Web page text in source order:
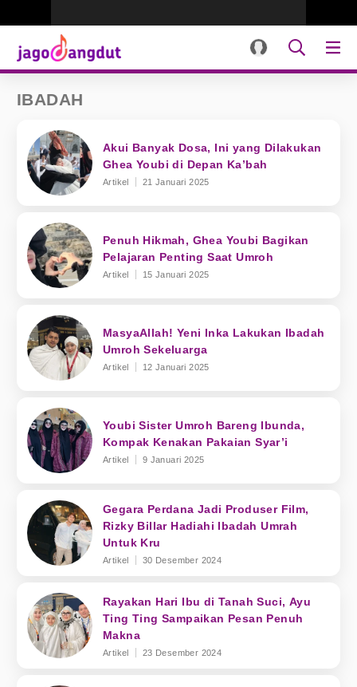
IBADAH
Akui Banyak Dosa, Ini yang Dilakukan
Ghea Youbi di Depan Ka’bah
Artikel 21 Januari 2025
Penuh Hikmah, Ghea Youbi Bagikan
Pelajaran Penting Saat Umroh
Artikel 15 Januari 2025
MasyaAllah! Yeni Inka Lakukan Ibadah
Umroh Sekeluarga
Artikel 12 Januari 2025
Youbi Sister Umroh Bareng Ibunda,
Kompak Kenakan Pakaian Syar’i
Artikel 9 Januari 2025
Gegara Perdana Jadi Produser Film,
Rizky Billar Hadiahi Ibadah Umrah
Untuk Kru
Artikel 30 Desember 2024
Rayakan Hari Ibu di Tanah Suci, Ayu
Ting Ting Sampaikan Pesan Penuh
Makna
Artikel 23 Desember 2024